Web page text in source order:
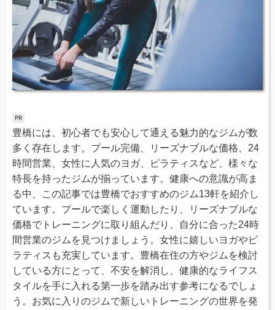
豊橋には、初心者でも安心して通える魅力的なジムが数
多く存在します。プール完備、リーズナブルな価格、24
時間営業、女性に人気のヨガ、ピラティスなど、様々な
特長を持ったジムが揃っています。健康への意識が高ま
る中、この記事では豊橋でおすすめのジム13軒を紹介し
ています。プールで楽しく運動したり、リーズナブルな
価格でトレーニングに取り組んだり、自分に合った24時
間営業のジムを見つけましょう。女性に嬉しいヨガやピ
ラティスも充実しています。豊橋在住の方やジムを検討
している方にとって、不安を解消し、健康的なライフス
タイルを手に入れる第一歩を踏み出す参考になるでしょ
う。お気に入りのジムで新しいトレーニングの世界を発